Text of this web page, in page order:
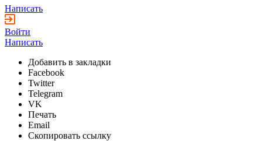
Написать
Войти
Написать
Добавить в закладки
Facebook
Twitter
Telegram
VK
Печать
Email
Скопировать ссылку